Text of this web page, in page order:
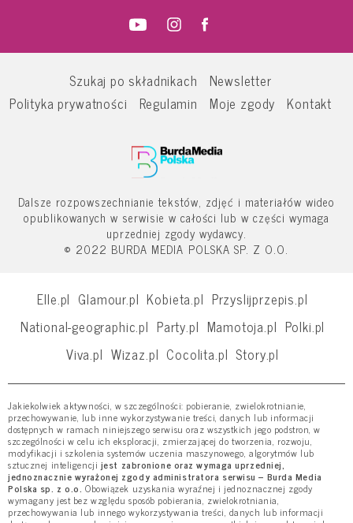
Szukaj po składnikach
Newsletter
Polityka prywatności
Regulamin Moje zgody Kontakt
Dalsze rozpowszechnianie tekstów, zdjęć i materiałów wideo
opublikowanych w serwisie w całości lub w części wymaga
uprzedniej zgody wydawcy.
© 2022 BURDA MEDIA POLSKA SP. Z O.O.
Elle.pl Glamour.pl Kobieta.pl Przyslijprzepis.pl
National-geographic.pl Party.pl Mamotoja.pl Polki.pl
Viva.pl Wizaz.pl Cocolita.pl Story.pl
Jakiekolwiek aktywności, w szczególności: pobieranie, zwielokrotnianie,
przechowywanie, lub inne wykorzystywanie treści, danych lub informacji
dostępnych w ramach niniejszego serwisu oraz wszystkich jego podstron, w
szczególności w celu ich eksploracji, zmierzającej do tworzenia, rozwoju,
modyfikacji i szkolenia systemów uczenia maszynowego, algorytmów lub
sztucznej inteligencji jest zabronione oraz wymaga uprzedniej,
jednoznacznie wyrażonej zgody administratora serwisu – Burda Media
Polska sp. z o.o. Obowiązek uzyskania wyraźnej i jednoznacznej zgody
wymagany jest bez względu sposób pobierania, zwielokrotniania,
przechowywania lub innego wykorzystywania treści, danych lub informacji